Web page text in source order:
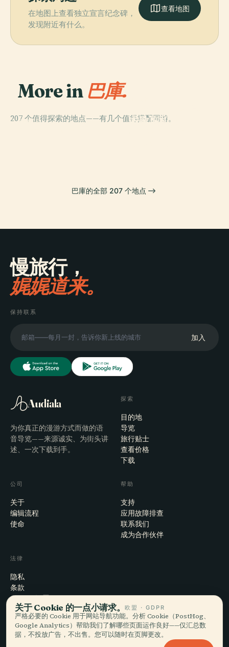
在地图上查看独立宣言纪念碑，
发现附近有什么。
查看地图
More in 巴庫.
207 个值得探索的地点——有几个值得搭配同游。
PLACE
术歌剧和芭蕾舞
PLACE PLACE
巴庫的全部 207 个地点
慢旅行，
娓娓道来。
保持联系
加入
Audiala
为你真正的漫游方式而做的语
音导览——来源诚实、为街头讲
述、一次下载到手。
探索
目的地
导览
旅行贴士
查看价格
下载
公司
关于
编辑流程
使命
帮助
支持
应用故障排查
联系我们
成为合作伙伴
法律
隐私
条款
Cookie 设置
注销账户
关于 Cookie 的一点小请求。欧盟 · GDPR
严格必要的 Cookie 用于网站导航功能。分析 Cookie（PostHog、
Google Analytics）帮助我们了解哪些页面运作良好——仅汇总数
据，不投放广告，不出售。您可以随时在页脚更改。